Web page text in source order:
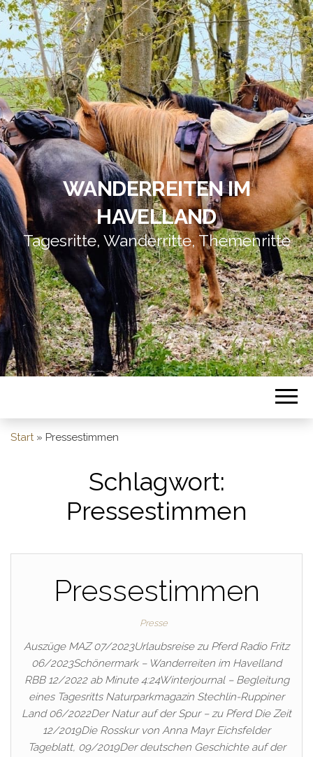
WANDERREITEN IM
HAVELLAND
Tagesritte, Wanderritte, Themenritte
Start» Pressestimmen
Schlagwort:
Pressestimmen
Pressestimmen
Presse
Auszüge MAZ 07/2023Urlaubsreise zu Pferd Radio Fritz
06/2023Schönermark – Wanderreiten im Havelland
RBB 12/2022 ab Minute 4:24Winterjournal – Begleitung
eines Tagesritts Naturparkmagazin Stechlin-Ruppiner
Land 06/2022Der Natur auf der Spur – zu Pferd Die Zeit
12/2019Die Rosskur von Anna Mayr Eichsfelder
Tageblatt, 09/2019Der deutschen Geschichte auf der